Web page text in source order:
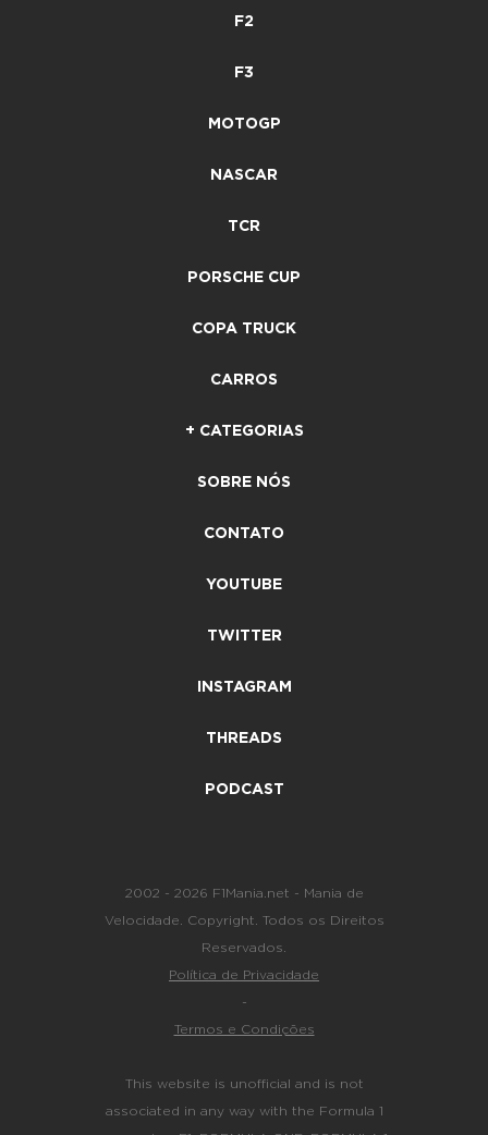
F2
F3
MOTOGP
NASCAR
TCR
PORSCHE CUP
COPA TRUCK
CARROS
+ CATEGORIAS
SOBRE NÓS
CONTATO
YOUTUBE
TWITTER
INSTAGRAM
THREADS
PODCAST
2002 - 2026 F1Mania.net - Mania de
Velocidade. Copyright. Todos os Direitos
Reservados.
Política de Privacidade
-
Termos e Condições
This website is unofficial and is not
associated in any way with the Formula 1